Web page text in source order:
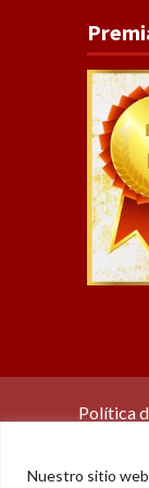
Nuestro sitio web
Política